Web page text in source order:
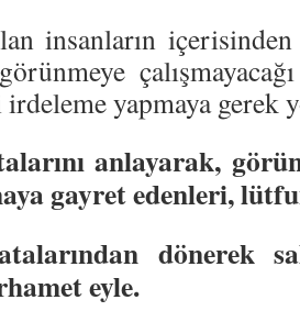
insanların
yapmaya gerek
anlayarak,
gayret edenleri,
dönerek
eyle.